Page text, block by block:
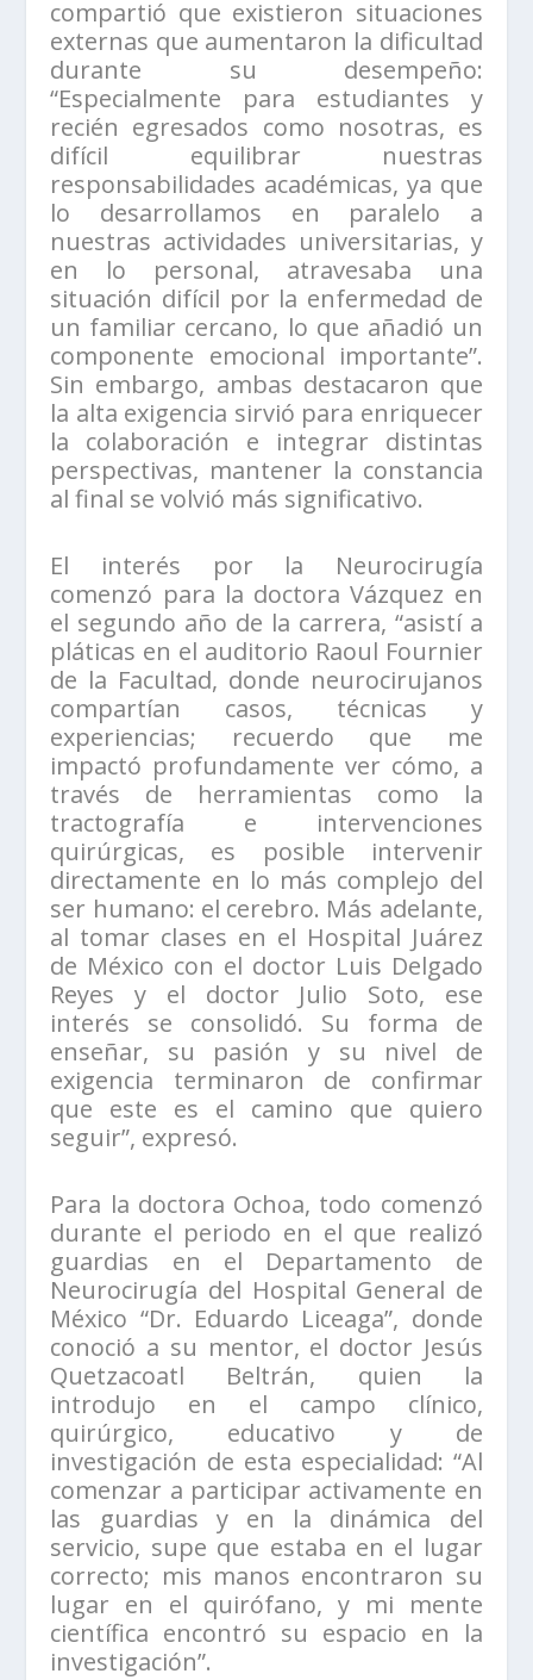
compartió que existieron situaciones
externas que aumentaron la dificultad
durante su desempeño:
“Especialmente para estudiantes y
recién egresados como nosotras, es
difícil equilibrar nuestras
responsabilidades académicas, ya que
lo desarrollamos en paralelo a
nuestras actividades universitarias, y
en lo personal, atravesaba una
situación difícil por la enfermedad de
un familiar cercano, lo que añadió un
componente emocional importante”.
Sin embargo, ambas destacaron que
la alta exigencia sirvió para enriquecer
la colaboración e integrar distintas
perspectivas, mantener la constancia
al final se volvió más significativo.
El interés por la Neurocirugía
comenzó para la doctora Vázquez en
el segundo año de la carrera, “asistí a
pláticas en el auditorio Raoul Fournier
de la Facultad, donde neurocirujanos
compartían casos, técnicas y
experiencias; recuerdo que me
impactó profundamente ver cómo, a
través de herramientas como la
tractografía e intervenciones
quirúrgicas, es posible intervenir
directamente en lo más complejo del
ser humano: el cerebro. Más adelante,
al tomar clases en el Hospital Juárez
de México con el doctor Luis Delgado
Reyes y el doctor Julio Soto, ese
interés se consolidó. Su forma de
enseñar, su pasión y su nivel de
exigencia terminaron de confirmar
que este es el camino que quiero
seguir”, expresó.
Para la doctora Ochoa, todo comenzó
durante el periodo en el que realizó
guardias en el Departamento de
Neurocirugía del Hospital General de
México “Dr. Eduardo Liceaga”, donde
conoció a su mentor, el doctor Jesús
Quetzacoatl Beltrán, quien la
introdujo en el campo clínico,
quirúrgico, educativo y de
investigación de esta especialidad: “Al
comenzar a participar activamente en
las guardias y en la dinámica del
servicio, supe que estaba en el lugar
correcto; mis manos encontraron su
lugar en el quirófano, y mi mente
científica encontró su espacio en la
investigación”.